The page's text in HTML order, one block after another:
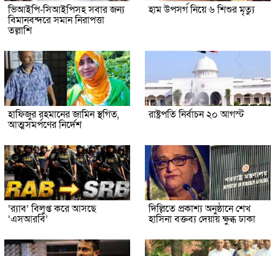
ভিআইপি-সিআইপিসহ সবার জন্য
বিমানবন্দরে সমান নিরাপত্তা
তল্লাশি
হাম উপসর্গ নিয়ে ৬ শিশুর মৃত্যু
হাফিজুর রহমানের জামিন স্থগিত,
আত্মসমর্পণের নির্দেশ
রাষ্ট্রপতি নির্বাচন ২০ আগস্ট
‘র‍্যাব’ বিলুপ্ত করে আসছে
‘এসআরবি’
দিল্লিতে প্রকাশ্য অনুষ্ঠানে শেখ
হাসিনা বক্তব্য দেয়ায় ক্ষুব্ধ ঢাকা